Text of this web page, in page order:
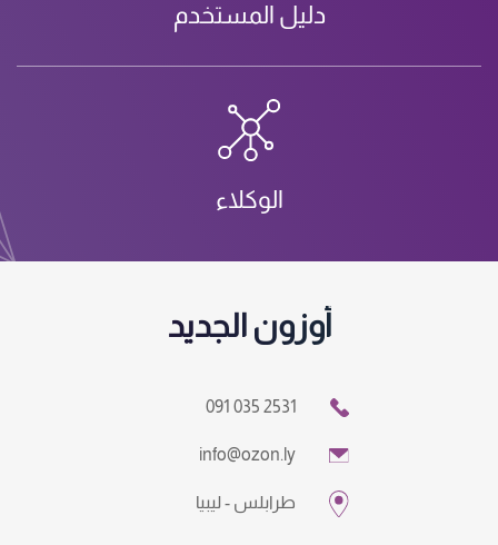
دليل المستخدم
الوكلاء
أوزون الجديد
091 035 2531
info@ozon.ly
طرابلس - ليبيا